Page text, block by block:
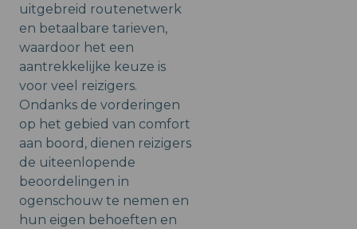
uitgebreid routenetwerk
en betaalbare tarieven,
waardoor het een
aantrekkelijke keuze is
voor veel reizigers.
Ondanks de vorderingen
op het gebied van comfort
aan boord, dienen reizigers
de uiteenlopende
beoordelingen in
ogenschouw te nemen en
hun eigen behoeften en